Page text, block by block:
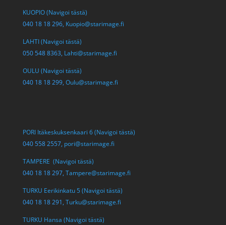
KUOPIO (Navigoi tästä)
040 18 18 296, Kuopio@starimage.fi
LAHTI (Navigoi tästä)
050 548 8363, Lahti@starimage.fi
OULU (Navigoi tästä)
040 18 18 299, Oulu@starimage.fi
PORI Itäkeskuksenkaari 6 (Navigoi tästä)
040 558 2557, pori@starimage.fi
TAMPERE (Navigoi tästä)
040 18 18 297, Tampere@starimage.fi
TURKU Eerikinkatu 5 (Navigoi tästä)
040 18 18 291, Turku@starimage.fi
TURKU Hansa (Navigoi tästä)